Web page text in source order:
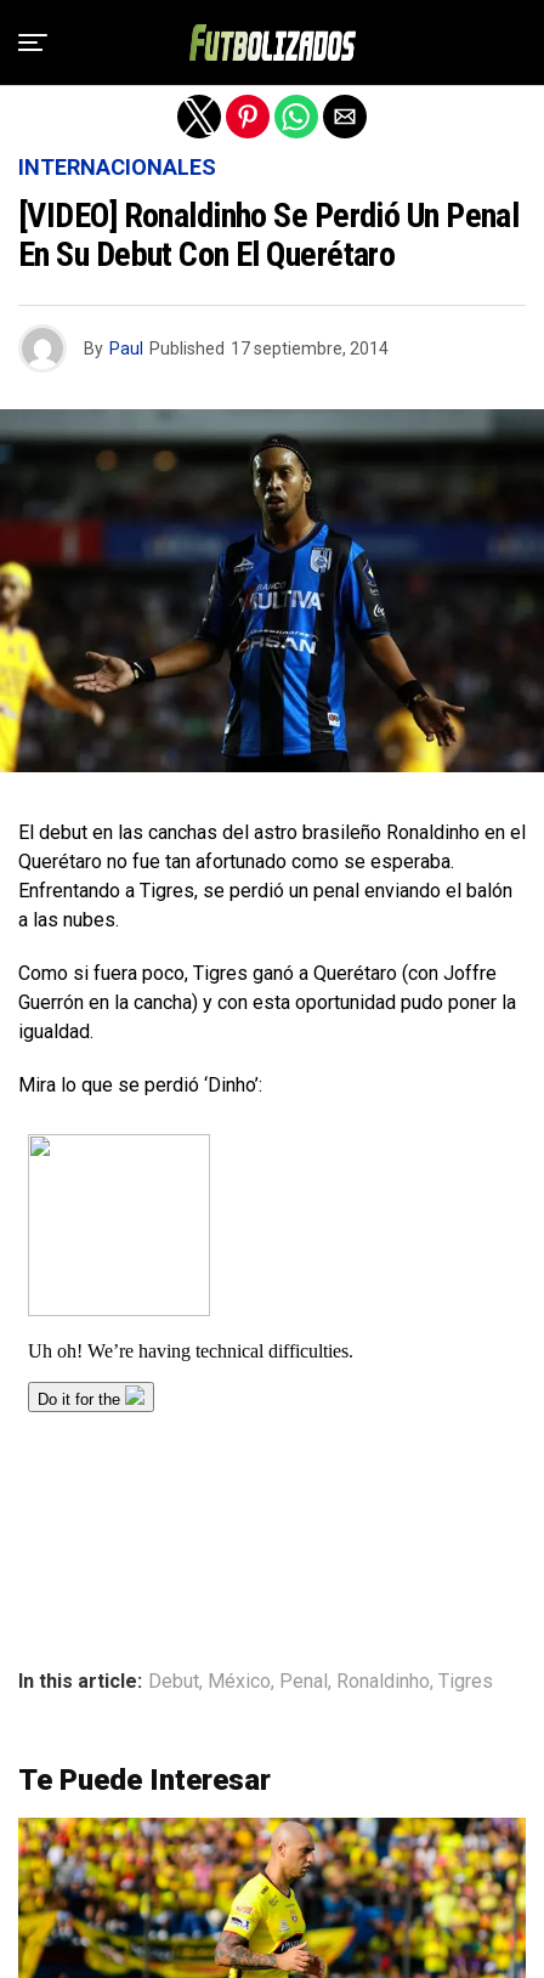
INTERNACIONALES
[VIDEO] Ronaldinho Se Perdió Un Penal
En Su Debut Con El Querétaro
By Paul Published 17 septiembre, 2014
El debut en las canchas del astro brasileño Ronaldinho en el
Querétaro no fue tan afortunado como se esperaba.
Enfrentando a Tigres, se perdió un penal enviando el balón
a las nubes.
Como si fuera poco, Tigres ganó a Querétaro (con Joffre
Guerrón en la cancha) y con esta oportunidad pudo poner la
igualdad.
Mira lo que se perdió ‘Dinho’:
In this article: Debut, México, Penal, Ronaldinho, Tigres
Te Puede Interesar
Salir de la versión móvil